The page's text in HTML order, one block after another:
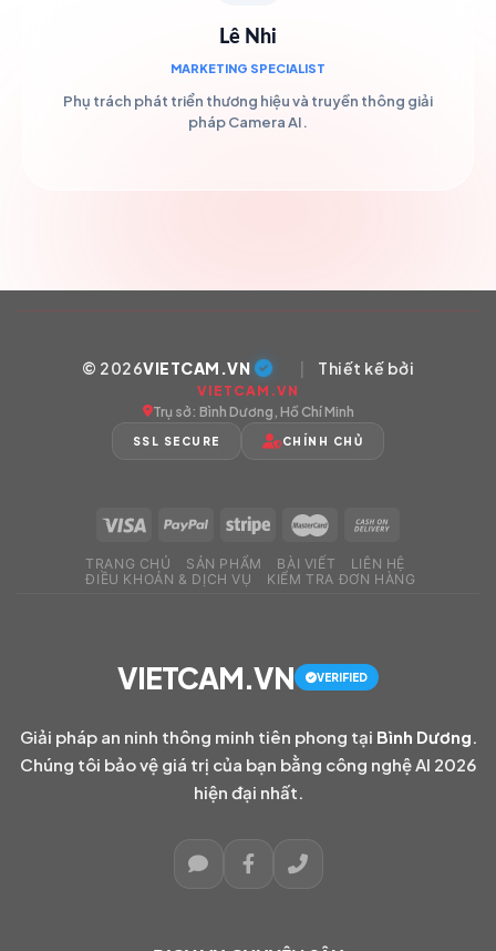
Lê Nhi
MARKETING SPECIALIST
Phụ trách phát triển thương hiệu và truyền thông giải
pháp Camera AI.
© 2026VIETCAM.VN | Thiết kế bởi
VIETCAM.VN
Trụ sở: Bình Dương, Hồ Chí Minh
SSL SECURE CHÍNH CHỦ
TRANG CHỦ SẢN PHẨM BÀI VIẾT
LIÊN HỆ
ĐIỀU KHOẢN & DỊCH VỤ
KIỂM TRA ĐƠN HÀNG
VIETCAM.VN VERIFIED
Giải pháp an ninh thông minh tiên phong tại Bình Dương
Chúng tôi bảo vệ giá trị của bạn bằng công nghệ AI 2026
hiện đại nhất.